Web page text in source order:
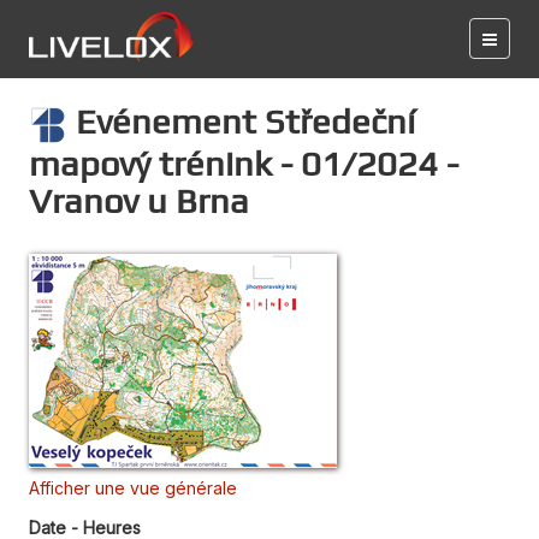
Evénement Středeční
mapový trénink - 01/2024 -
Vranov u Brna
Afficher une vue générale
Date - Heures